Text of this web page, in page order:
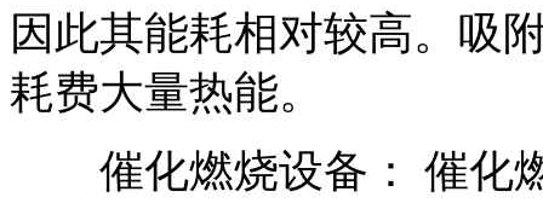
因此其能耗相对较高。吸
耗费大量热能。
催化燃烧设备： 催化